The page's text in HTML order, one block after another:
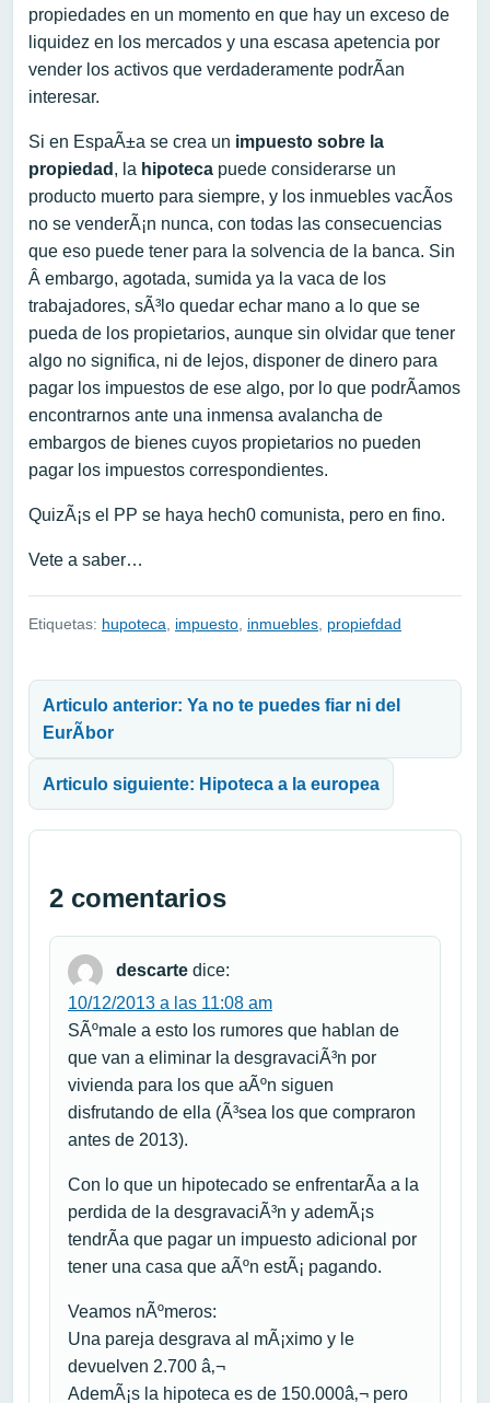
propiedades en un momento en que hay un exceso de
liquidez en los mercados y una escasa apetencia por
vender los activos que verdaderamente podrÃ­an
interesar.
Si en EspaÃ±a se crea un impuesto sobre la
propiedad , la hipoteca puede considerarse un
producto muerto para siempre, y los inmuebles vacÃ­os
no se venderÃ¡n nunca, con todas las consecuencias
que eso puede tener para la solvencia de la banca. Sin
Â embargo, agotada, sumida ya la vaca de los
trabajadores, sÃ³lo quedar echar mano a lo que se
pueda de los propietarios, aunque sin olvidar que tener
algo no significa, ni de lejos, disponer de dinero para
pagar los impuestos de ese algo, por lo que podrÃ­amos
encontrarnos ante una inmensa avalancha de
embargos de bienes cuyos propietarios no pueden
pagar los impuestos correspondientes.
QuizÃ¡s el PP se haya hech0 comunista, pero en fino.
Vete a saber…
Etiquetas: hupoteca impuesto inmuebles propiefdad
Articulo anterior: Ya no te puedes fiar ni del
EurÃ­bor
Articulo siguiente: Hipoteca a la europea
2 comentarios
descarte dice:
10/12/2013 a las 11:08 am
SÃºmale a esto los rumores que hablan de
que van a eliminar la desgravaciÃ³n por
vivienda para los que aÃºn siguen
disfrutando de ella (Ã³sea los que compraron
antes de 2013).
Con lo que un hipotecado se enfrentarÃ­a a la
perdida de la desgravaciÃ³n y ademÃ¡s
tendrÃ­a que pagar un impuesto adicional por
tener una casa que aÃºn estÃ¡ pagando.
Veamos nÃºmeros:
Una pareja desgrava al mÃ¡ximo y le
devuelven 2.700 â‚¬
AdemÃ¡s la hipoteca es de 150.000â‚¬ pero